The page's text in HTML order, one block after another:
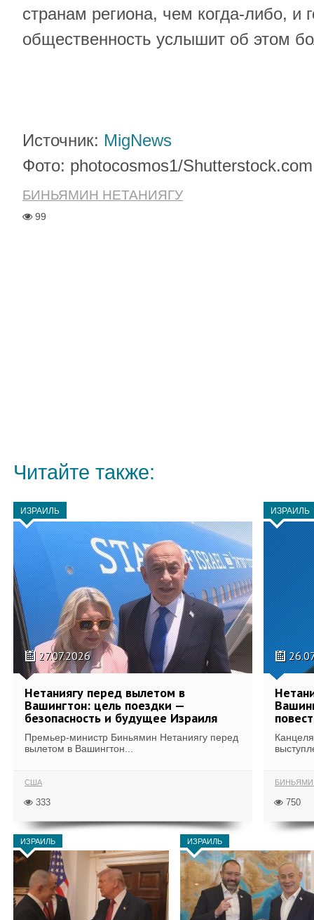
странам региона, чем когда-либо, и
общественность услышит об этом
Источник: MigNews
Фото: photocosmos1/Shutterstock.com
БИНЬЯМИН НЕТАНИЯГУ
99
Читайте также:
ИЗРАИЛЬ
27.07.2026
Нетаниягу перед вылетом в
Вашингтон: цель поездки —
безопасность и будущее Израиля
Премьер-министр Биньямин Нетаниягу перед
вылетом в Вашингтон...
США
333
ИЗРАИЛЬ
750
ИЗРАИЛЬ ИЗРАИЛЬ